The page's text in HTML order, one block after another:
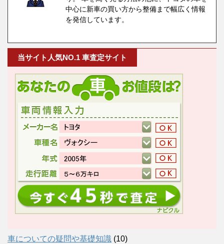
中心に新車の買い方から整備まで幅広く情報
を発信しています。
当サイト人気NO.1 車査定サイト
車についての疑問や基礎知識 (10)